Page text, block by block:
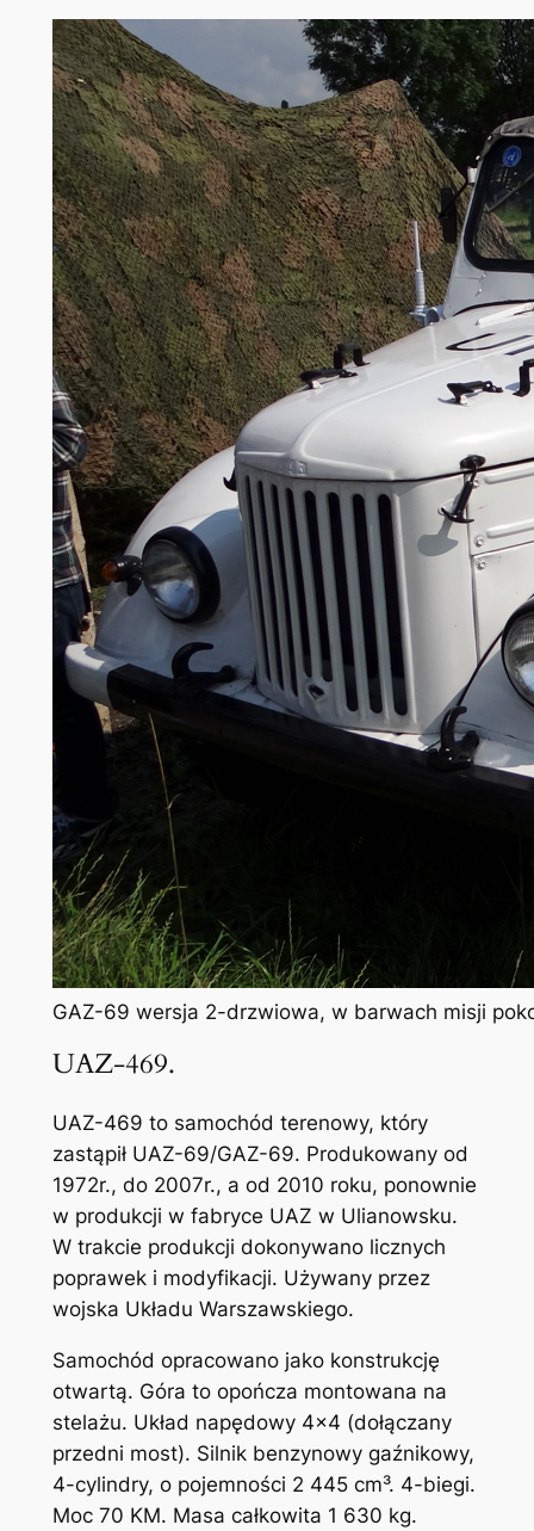
GAZ-69 wersja 2-drzwiowa, w barwach misji
UAZ-469.
UAZ-469 to samochód terenowy, który
zastąpił UAZ-69/GAZ-69. Produkowany od
1972r., do 2007r., a od 2010 roku, ponownie
w produkcji w fabryce UAZ w Ulianowsku.
W trakcie produkcji dokonywano licznych
poprawek i modyfikacji. Używany przez
wojska Układu Warszawskiego.
Samochód opracowano jako konstrukcję
otwartą. Góra to opończa montowana na
stelażu. Układ napędowy 4×4 (dołączany
przedni most). Silnik benzynowy gaźnikowy,
4-cylindry, o pojemności 2 445 cm³. 4-biegi.
Moc 70 KM. Masa całkowita 1 630 kg.